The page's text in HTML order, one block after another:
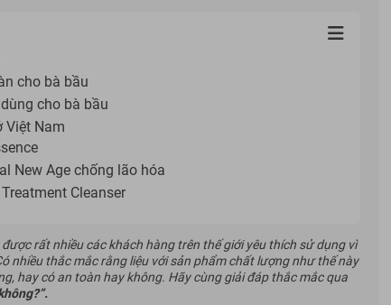
cho bà bầu
cho bà bầu
Việt Nam
New Age chống lão hóa
Cleanser
rất nhiều các khách hàng trên thế giới yêu thích sử dụng vì
nhiều thắc mắc rằng liệu với sản phẩm chất lượng như thế này
hay có an toàn hay không. Hãy cùng giải đáp thắc mắc qua
”.